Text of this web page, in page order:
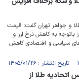
و جواهر تهران گفت: قیمت
باتوجه به کاهش نرخ ارز و
سیاسی و اقتصادی کاهش
اتحادیه طلا از